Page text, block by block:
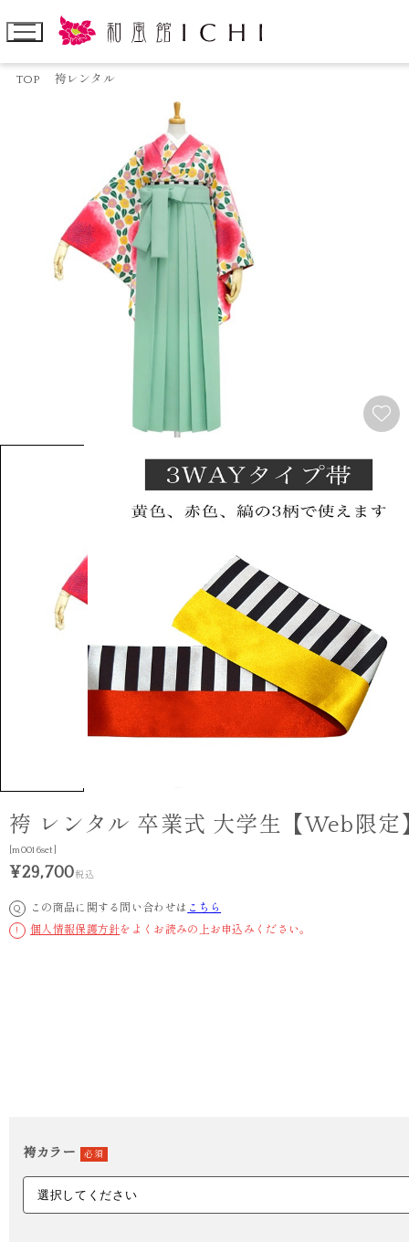
TOP 袴レンタル
袴 レンタル 卒業式 大学生【Web限
[m0016set]
¥29,700税込
Q この商品に関する問い合わせは こちら
! 個人情報保護方針をよくお読みの上お申込みください。
袴カラー 必須